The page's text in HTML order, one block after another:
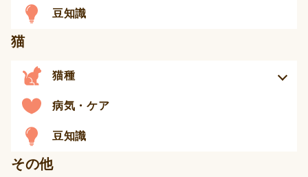
豆知識
猫
猫種
病気・ケア
豆知識
その他